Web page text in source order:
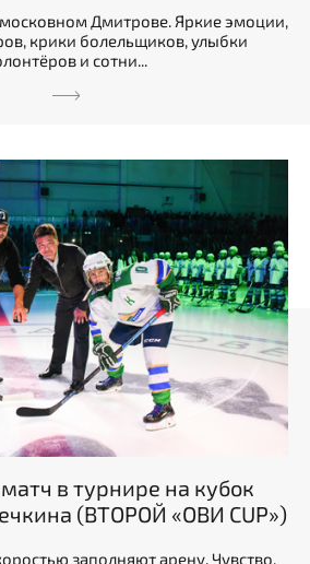
Дмитрове. Яркие эмоции,
крики болельщиков, улыбки
и сотни...
в турнире на кубок
(ВТОРОЙ «ОВИ CUP»)
заполняют арену. Чувство,